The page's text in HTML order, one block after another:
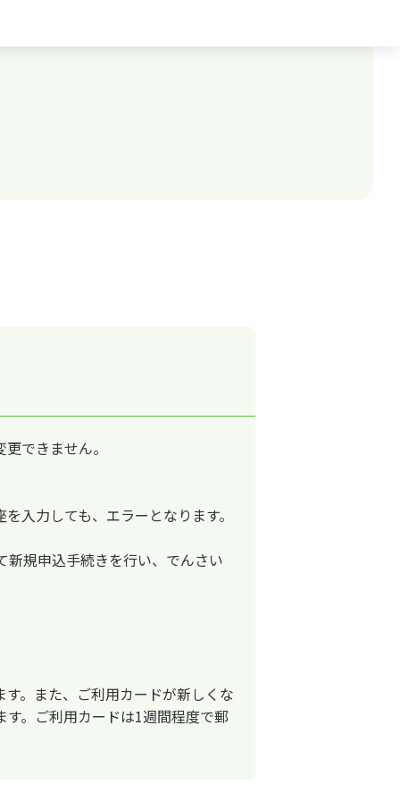
できません。
入力しても、エラーとなります。
規申込手続きを行い、でんさい
。また、ご利用カードが新しくな
。ご利用カードは1週間程度で郵